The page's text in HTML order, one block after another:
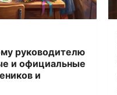
руководителю
и официальные
и